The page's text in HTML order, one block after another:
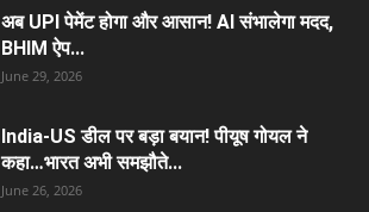
अब UPI पेमेंट होगा और आसान! AI संभालेगा मदद,
BHIM ऐप...
June 29, 2026
India-US डील पर बड़ा बयान! पीयूष गोयल ने
कहा…भारत अभी समझौते...
June 26, 2026